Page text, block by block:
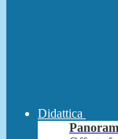
Didattica